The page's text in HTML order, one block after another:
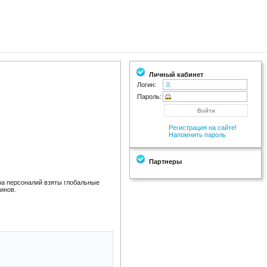
персоналий взяты глобальные
Личный кабинет
Логин:
Пароль:
Регистрация на сайте!
Напомнить пароль
Партнеры